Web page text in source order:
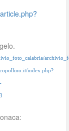
index.php?